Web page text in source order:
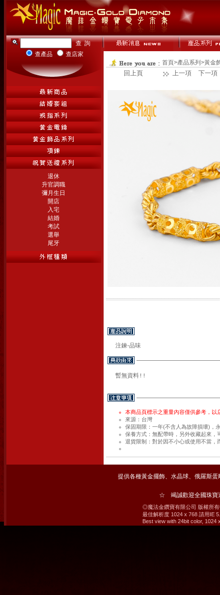
查產品 查店家
退休
升官調職
彌月生日
開店
入宅
結婚
考試
選舉
尾牙
首頁>產品系列>黃金
回上頁 上一項 下一項
注鍊-品味
暫無資料!!
本商品頁標示之重量內容僅供參考，以
來源：台灣
保固期限：一年(不含人為故障損壞)，
保養方式：無配帶時，另外收藏起來
退貨限制：對於因不小心或使用不當
提供各種黃金擺飾、水晶球、俄羅斯
☆ 竭誠歡迎全國珠
◎魔法金鑽寶有限公司 版權所
最佳解析度 1024 x 768 請用IE
Best view with 24bit color, 1024